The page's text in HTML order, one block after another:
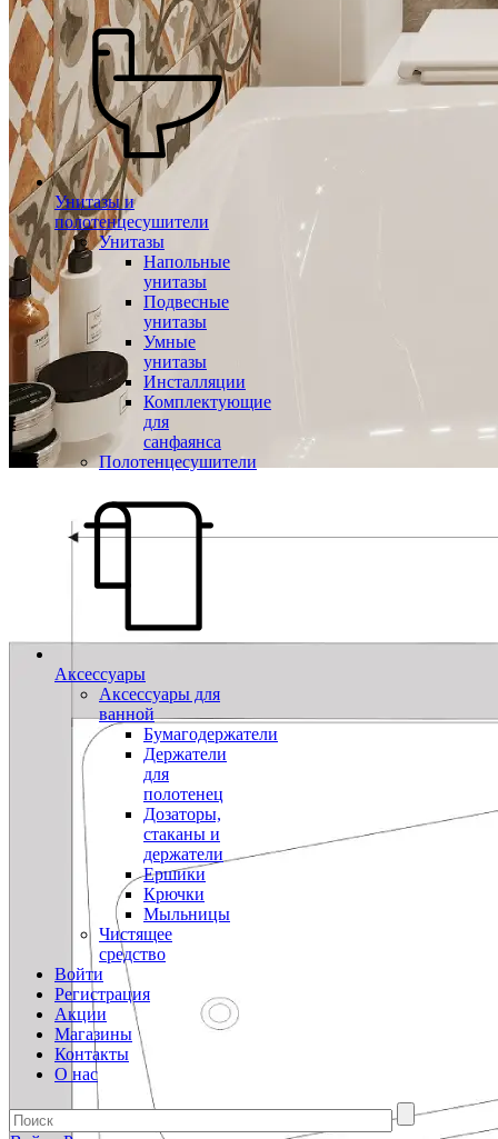
Унитазы и
полотенцесушители
Унитазы
Напольные
унитазы
Подвесные
унитазы
Умные
унитазы
Инсталляции
Комплектующие
для
санфаянса
Полотенцесушители
Аксессуары
Аксессуары для
ванной
Бумагодержатели
Держатели
для
полотенец
Дозаторы,
стаканы и
держатели
Ершики
Крючки
Мыльницы
Чистящее
средство
Войти
Регистрация
Акции
Магазины
Контакты
О нас